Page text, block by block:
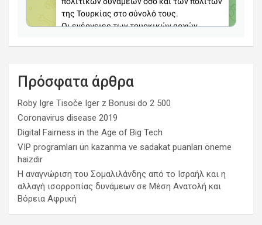
Πρόσφατα άρθρα
Roby Igre Tisoče Iger z Bonusi do 2 500
Coronavirus disease 2019
Digital Fairness in the Age of Big Tech
VIP programları ün kazanma ve sadakat puanları öneme
haizdir
Η αναγνώριση του Σομαλιλάνδης από το Ισραήλ και η
αλλαγή ισορροπίας δυνάμεων σε Μέση Ανατολή και
Βόρεια Αφρική